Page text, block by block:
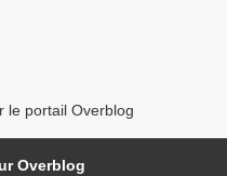
le portail Overblog
Overblog